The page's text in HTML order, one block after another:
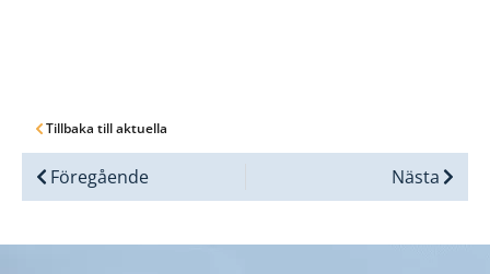
Tillbaka till aktuella
Föregående Nästa